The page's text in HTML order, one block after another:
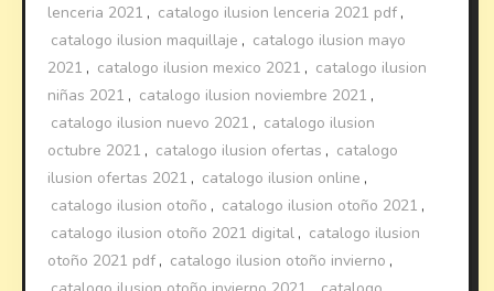
lenceria 2021 , catalogo ilusion lenceria 2021 pdf ,
catalogo ilusion maquillaje , catalogo ilusion mayo
2021 , catalogo ilusion mexico 2021 , catalogo ilusion
niñas 2021 , catalogo ilusion noviembre 2021 ,
catalogo ilusion nuevo 2021 , catalogo ilusion
octubre 2021 , catalogo ilusion ofertas , catalogo
ilusion ofertas 2021 , catalogo ilusion online ,
catalogo ilusion otoño , catalogo ilusion otoño 2021 ,
catalogo ilusion otoño 2021 digital , catalogo ilusion
otoño 2021 pdf , catalogo ilusion otoño invierno ,